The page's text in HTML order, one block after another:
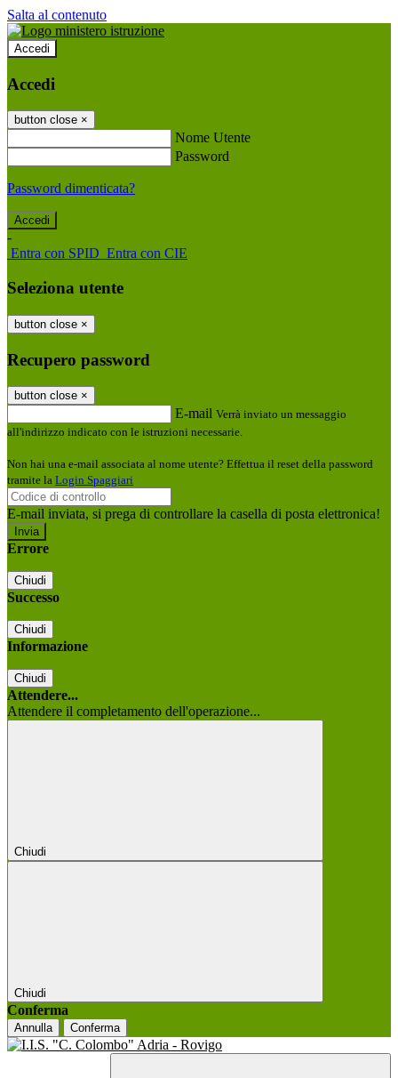
Salta al contenuto
Accedi
Accedi
button close ×
Nome Utente
Password
Password dimenticata?
-
Entra con SPID Entra con CIE
Seleziona utente
button close ×
Recupero password
button close ×
E-mail Verrà inviato un messaggio
all'indirizzo indicato con le istruzioni necessarie.
Non hai una e-mail associata al nome utente? Effettua il reset della password
tramite la Login Spaggiari
E-mail inviata, si prega di controllare la casella di posta elettronica!
Errore
Chiudi
Successo
Chiudi
Informazione
Chiudi
Attendere...
Attendere il completamento dell'operazione...
Chiudi
Chiudi
Conferma
Annulla Conferma